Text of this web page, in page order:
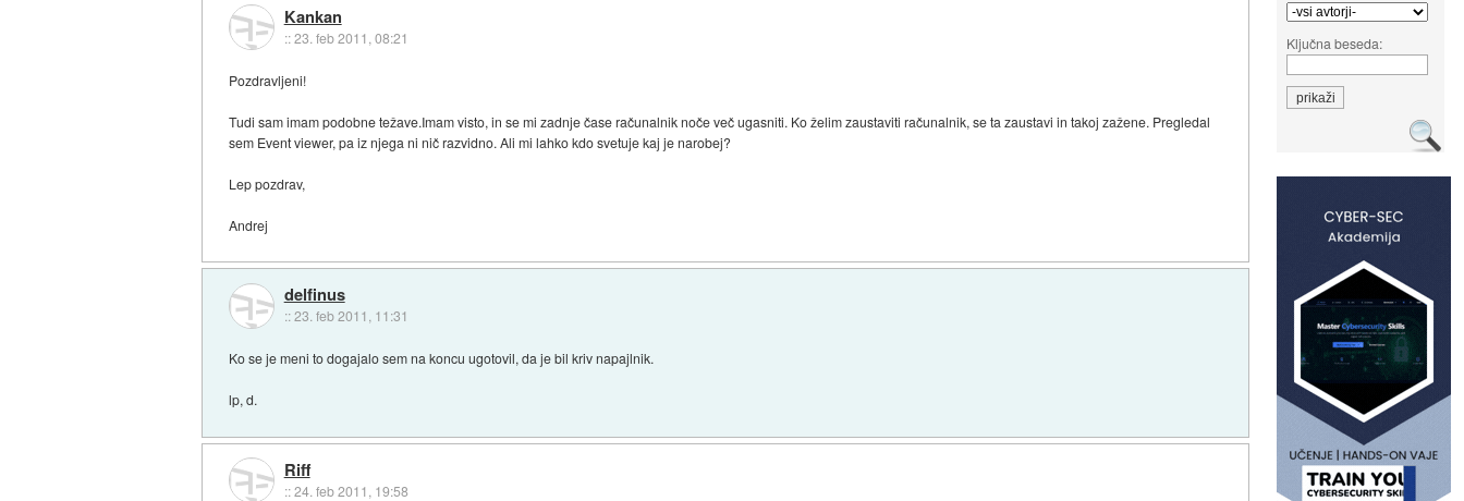
Ključna beseda:
Kankan
::23. feb 2011, 08:21
Pozdravljeni!
Tudi sam imam podobne težave.Imam visto, in se mi zadnje čase računalnik noče več ugasniti. Ko želim zaustaviti računalnik, se ta zaustavi in takoj zažene. Pregledal
sem Event viewer, pa iz njega ni nič razvidno. Ali mi lahko kdo svetuje kaj je narobej?
Lep pozdrav,
Andrej
delfinus
::23. feb 2011, 11:31
Ko se je meni to dogajalo sem na koncu ugotovil, da je bil kriv napajlnik.
lp, d.
Riff
::24. feb 2011, 19:58